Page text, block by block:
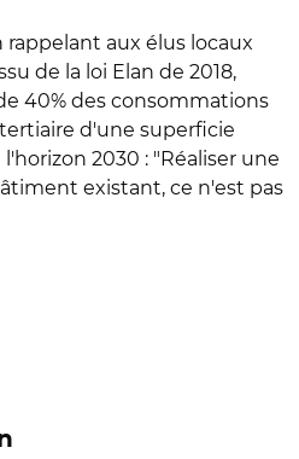
aux élus locaux
de la loi Elan de 2018,
40% des consommations
d'une superficie
2030 : "Réaliser une
existant, ce n'est pas